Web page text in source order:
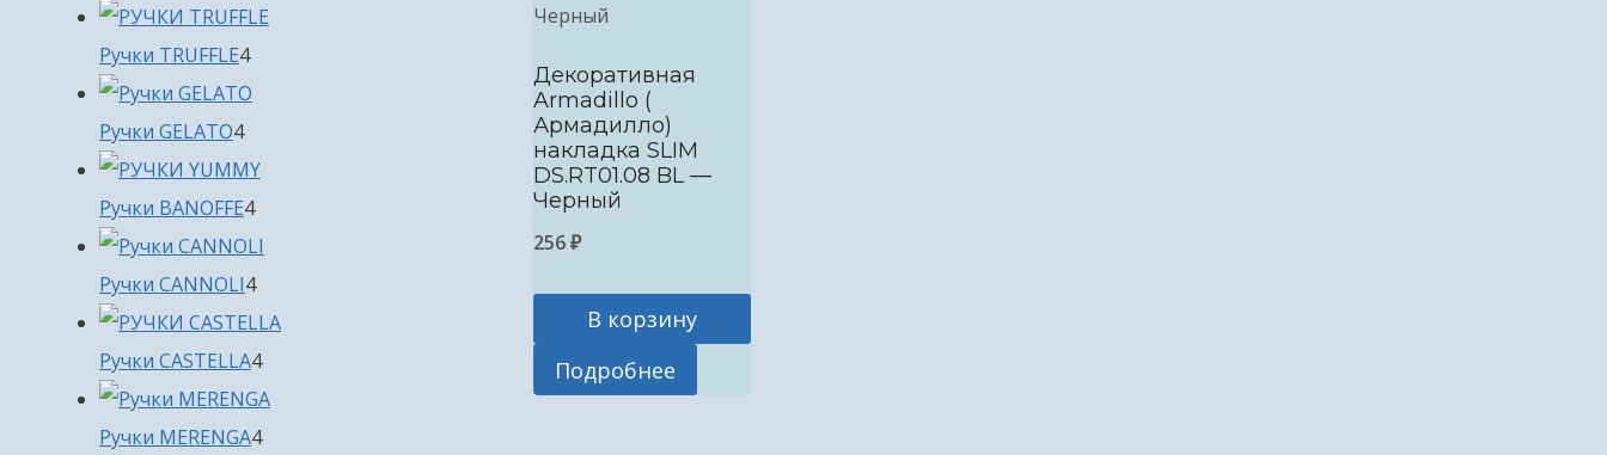
Декоративная
Armadillo (
Армадилло)
накладка SLIM
DS.RT01.08 BL —
Черный
256₽
В корзину
Подробнее
товара
Ручки TRUFFLE44
товара
Ручки GELATO44
товара
Ручки BANOFFE44
товара
Ручки CANNOLI44
товара
Ручки CASTELLA44
товара
Ручки MERENGA44